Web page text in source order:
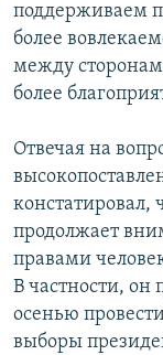
поддерживаем
более
между
более
Отвечая на
констатировал,
продолжает
правами
В частности, он
осенью
выборы